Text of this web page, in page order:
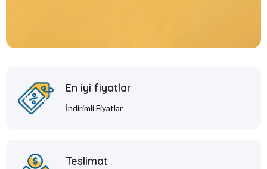
En iyi fiyatlar
İndirimli Fiyatlar
Teslimat